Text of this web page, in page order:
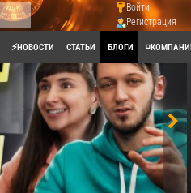
Войти
Регистрация
⚡НОВОСТИ СТАТЬИ БЛОГИ